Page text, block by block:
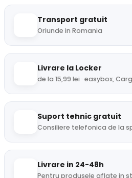
Transport gratuit
Oriunde in Romania
Livrare la Locker
de la 15,99 lei · easybox,
Suport tehnic gratuit
Consiliere telefonica de la
Livrare in 24-48h
Pentru produsele aflate in